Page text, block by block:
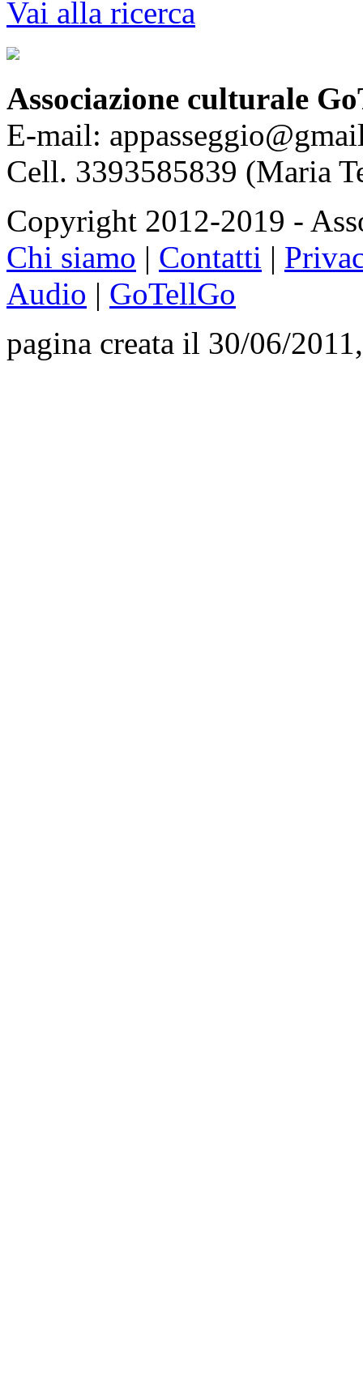
Vai alla ricerca
Associazione culturale
E-mail:
Cell. 3393585839 (Maria
Copyright 2012-2019 -
Chi siamo | Contatti |
Audio | GoTellGo
pagina creata il 30/06/